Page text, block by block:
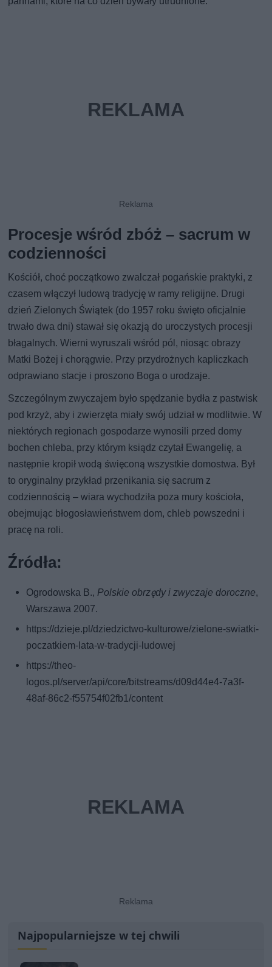
Procesje wśród zbóż – sacrum w
codzienności
Kościół, choć początkowo zwalczał pogańskie praktyki, z
czasem włączył ludową tradycję w ramy religijne. Drugi
dzień Zielonych Świątek (do 1957 roku święto oficjalnie
trwało dwa dni) stawał się okazją do uroczystych procesji
błagalnych. Wierni wyruszali wśród pól, niosąc obrazy
Matki Bożej i chorągwie. Przy przydrożnych kapliczkach
odprawiano stacje i proszono Boga o urodzaje.
Szczególnym zwyczajem było spędzanie bydła z pastwisk
pod krzyż, aby i zwierzęta miały swój udział w modlitwie. W
niektórych regionach gospodarze wynosili przed domy
bochen chleba, przy którym ksiądz czytał Ewangelię, a
następnie kropił wodą święconą wszystkie domostwa. Był
to oryginalny przykład przenikania się sacrum z
codziennością – wiara wychodziła poza mury kościoła,
obejmując błogosławieństwem dom, chleb powszedni i
pracę na roli.
Źródła:
Ogrodowska B.,Polskie obrzędy i zwyczaje doroczne,
Warszawa 2007.
https://dzieje.pl/dziedzictwo-kulturowe/zielone-swiatki-
poczatkiem-lata-w-tradycji-ludowej
https://theo-
logos.pl/server/api/core/bitstreams/d09d44e4-7a3f-
48af-86c2-f55754f02fb1/content
Najpopularniejsze w tej chwili